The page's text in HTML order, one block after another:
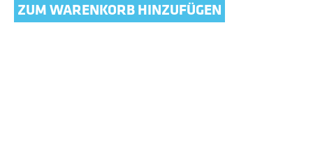
ZUM WARENKORB HINZUFÜGEN